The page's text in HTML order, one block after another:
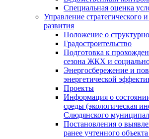
Специальная оценка
Управление стратегического
развития
Положение о
Градостроительство
Подготовка к
сезона ЖКХ и
Энергосбережение и
энергетической
Проекты
Информация о
среды (экологическая
Слюдянского
Постановления о
ранее учтенного